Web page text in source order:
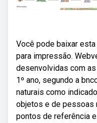
Você pode baixar
para impressão.
desenvolvidas com
1º ano, segundo a
naturais como
objetos e de pessoas
pontos de referência